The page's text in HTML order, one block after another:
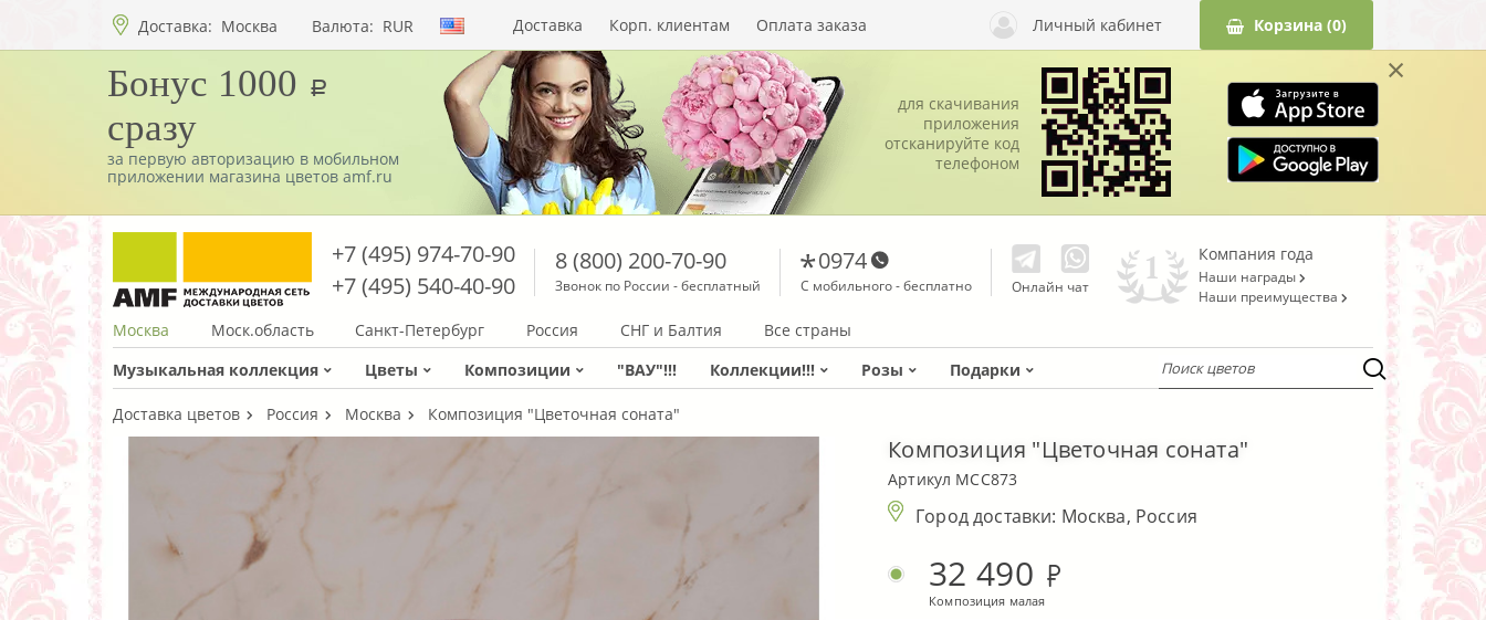
×
Бонус 1000 a
сразу
за первую авторизацию в мобильном
приложении магазина цветов amf.ru
для скачивания
приложения
отсканируйте код
телефоном
Доставка: Москва Валюта: RUR Доставка Корп. клиентам Оплата заказа Личный кабинет Корзина(0)
+7 (495) 974-70-90
+7 (495) 540-40-90
8 (800) 200-70-90
Звонок по России - бесплатный
0974
С мобильного - бесплатно Онлайн чат
Компания года
Наши награды
Наши преимущества
Москва Моск.область Санкт-Петербург Россия СНГ и Балтия
Все страны
Музыкальная коллекция
Цветы Композиции "ВАУ"!!! Коллекции!!! Розы Подарки
Доставка цветов Россия Москва Композиция "Цветочная соната"
Композиция "Цветочная соната"
Артикул MCC873
Город доставки: Москва, Россия
32 490
Композиция малая